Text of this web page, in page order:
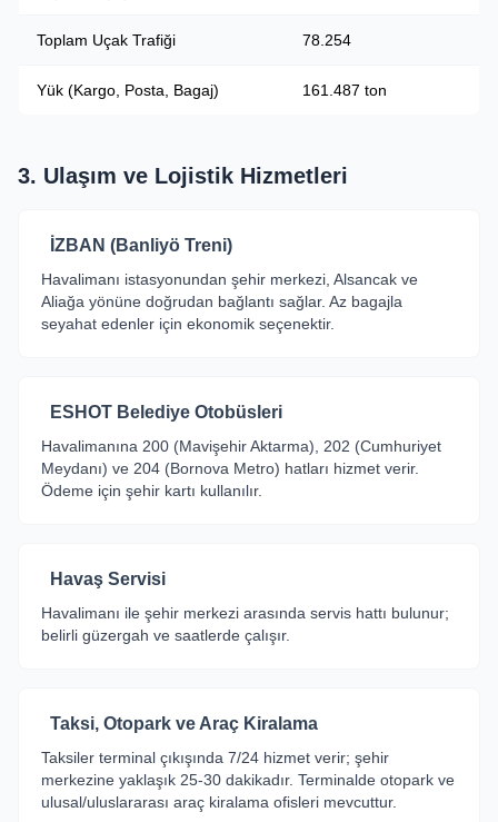
Toplam Uçak Trafiği 78.254
Yük (Kargo, Posta, Bagaj) 161.487 ton
3. Ulaşım ve Lojistik Hizmetleri
İZBAN (Banliyö Treni)
Havalimanı istasyonundan şehir merkezi, Alsancak ve
Aliağa yönüne doğrudan bağlantı sağlar. Az bagajla
seyahat edenler için ekonomik seçenektir.
ESHOT Belediye Otobüsleri
Havalimanına 200 (Mavişehir Aktarma), 202 (Cumhuriyet
Meydanı) ve 204 (Bornova Metro) hatları hizmet verir.
Ödeme için şehir kartı kullanılır.
Havaş Servisi
Havalimanı ile şehir merkezi arasında servis hattı bulunur;
belirli güzergah ve saatlerde çalışır.
Taksi, Otopark ve Araç Kiralama
Taksiler terminal çıkışında 7/24 hizmet verir; şehir
merkezine yaklaşık 25-30 dakikadır. Terminalde otopark ve
ulusal/uluslararası araç kiralama ofisleri mevcuttur.